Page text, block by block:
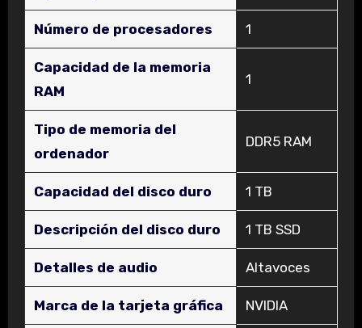
Número de procesadores ‎1
Capacidad de la memoria
RAM
‎1
Tipo de memoria del
ordenador
‎DDR5 RAM
Capacidad del disco duro ‎1 TB
Descripción del disco duro ‎1 TB SSD
Detalles de audio ‎Altavoces
Marca de la tarjeta gráfica ‎NVIDIA